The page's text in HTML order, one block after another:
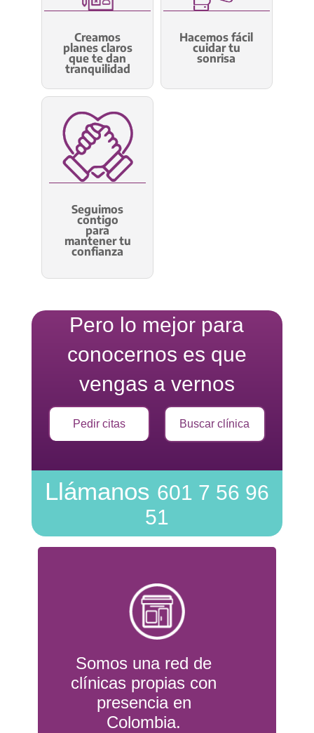
Creamos
planes claros
que te dan
tranquilidad
Hacemos fácil
cuidar tu
sonrisa
Seguimos
contigo
para
mantener tu
confianza
Pero lo mejor para
conocernos es que
vengas a vernos
Pedir citas Buscar clínica
Llámanos 601 7 56 96
51
Somos una red de
clínicas propias con
presencia en
Colombia.